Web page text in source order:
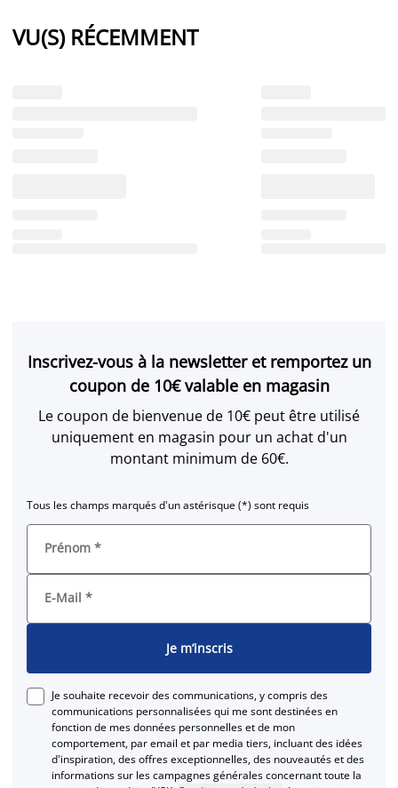
VU(S) RÉCEMMENT
Inscrivez-vous à la newsletter et remportez un
coupon de 10€ valable en magasin
Le coupon de bienvenue de 10€ peut être utilisé
uniquement en magasin pour un achat d'un
montant minimum de 60€.
Tous les champs marqués d'un astérisque (*) sont requis
Prénom *
E-Mail *
Je m’inscris
Je souhaite recevoir des communications, y compris des
communications personnalisées qui me sont destinées en
fonction de mes données personnelles et de mon
comportement, par email et par media tiers, incluant des idées
d'inspiration, des offres exceptionnelles, des nouveautés et des
informations sur les campagnes générales concernant toute la